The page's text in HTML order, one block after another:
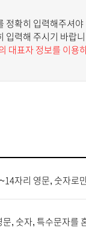
정확히 입력해주셔
입력해 주시기 바랍
대표자 정보를 이용
자리 영문, 숫자로
문, 숫자, 특수문자를